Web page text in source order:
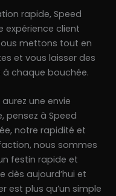
rapide, Speed
expérience client
mettons tout en
et vous laisser des
chaque bouchée.
une envie
pensez à Speed
notre rapidité et
nous sommes
festin rapide et
dès aujourd’hui et
est plus qu’un simple